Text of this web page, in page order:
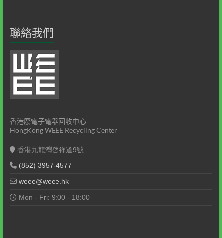
聯絡我們
香港廢電子電器回收中心
HongKong WEEE Recycling Center
香港九龍灣啓祥道9號
(852) 3957-4577
weee@weee.hk
Mon - Fri: 9:00 - 18:00